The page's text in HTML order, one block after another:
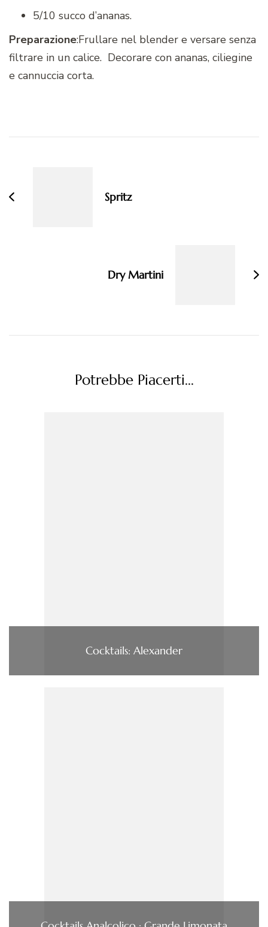
5/10 succo d’ananas.
Preparazione:Frullare nel blender e versare senza
filtrare in un calice. Decorare con ananas, ciliegine
e cannuccia corta.
Spritz
Dry Martini
Potrebbe Piacerti...
Cocktails: Alexander